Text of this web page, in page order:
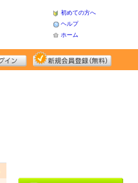
初めての方へ
ヘルプ
ホーム